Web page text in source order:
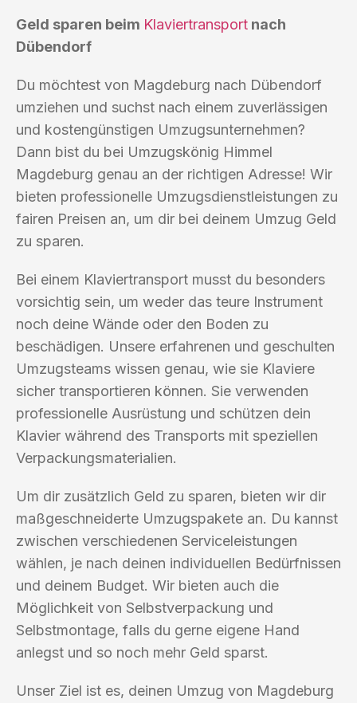
Geld sparen beim Klaviertransport nach
Dübendorf
Du möchtest von Magdeburg nach Dübendorf
umziehen und suchst nach einem zuverlässigen
und kostengünstigen Umzugsunternehmen?
Dann bist du bei Umzugskönig Himmel
Magdeburg genau an der richtigen Adresse! Wir
bieten professionelle Umzugsdienstleistungen zu
fairen Preisen an, um dir bei deinem Umzug Geld
zu sparen.
Bei einem Klaviertransport musst du besonders
vorsichtig sein, um weder das teure Instrument
noch deine Wände oder den Boden zu
beschädigen. Unsere erfahrenen und geschulten
Umzugsteams wissen genau, wie sie Klaviere
sicher transportieren können. Sie verwenden
professionelle Ausrüstung und schützen dein
Klavier während des Transports mit speziellen
Verpackungsmaterialien.
Um dir zusätzlich Geld zu sparen, bieten wir dir
maßgeschneiderte Umzugspakete an. Du kannst
zwischen verschiedenen Serviceleistungen
wählen, je nach deinen individuellen Bedürfnissen
und deinem Budget. Wir bieten auch die
Möglichkeit von Selbstverpackung und
Selbstmontage, falls du gerne eigene Hand
anlegst und so noch mehr Geld sparst.
Unser Ziel ist es, deinen Umzug von Magdeburg